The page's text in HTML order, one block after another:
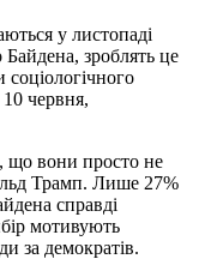
у листопаді
зроблять це
соціологічного
червня,
що вони просто не
Трамп. Лише 27%
справді
мотивують
за демократів.